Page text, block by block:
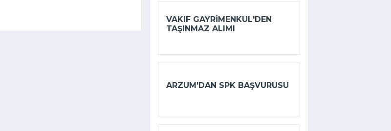
VAKIF GAYRIMENKUL'DEN
TAŞINMAZ ALIMI
ARZUM'DAN SPK BAŞVURUSU